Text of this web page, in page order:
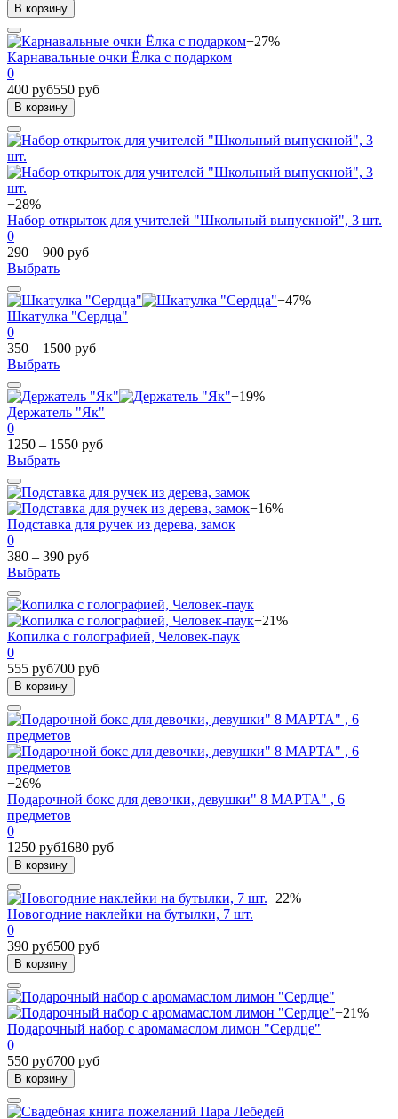
В корзину
−27%
Карнавальные очки Ёлка с подарком
0
400 руб550 руб
В корзину
−28%
Набор открыток для учителей "Школьный выпускной", 3 шт.
0
290 – 900 руб
Выбрать
−47%
Шкатулка "Сердца"
0
350 – 1500 руб
Выбрать
−19%
Держатель "Як"
0
1250 – 1550 руб
Выбрать
−16%
Подставка для ручек из дерева, замок
0
380 – 390 руб
Выбрать
−21%
Копилка с голографией, Человек-паук
0
555 руб700 руб
В корзину
−26%
Подарочной бокс для девочки, девушки" 8 МАРТА" , 6
предметов
0
1250 руб1680 руб
В корзину
−22%
Новогодние наклейки на бутылки, 7 шт.
0
390 руб500 руб
В корзину
−21%
Подарочный набор с аромамаслом лимон "Сердце"
0
550 руб700 руб
В корзину